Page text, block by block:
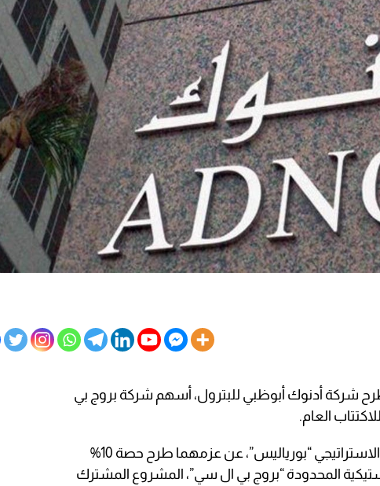
شركة أدنوك أبوظبي للبترول، أسهم شركة بروج بي
العام.
وقال شركة أدنوك أبوظبي وشريكها الاستراتيجي “بورياليس”، عن عزمهما طرح حصة 10%
المحدودة “بروج بي ال سي”، المشروع المشترك